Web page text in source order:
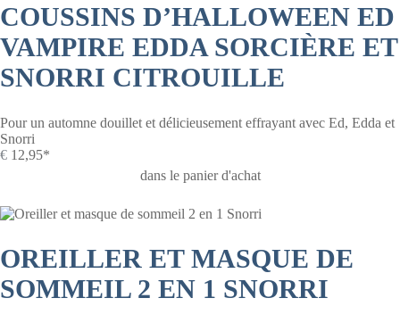
COUSSINS D’HALLOWEEN ED
VAMPIRE EDDA SORCIÈRE ET
SNORRI CITROUILLE
Pour un automne douillet et délicieusement effrayant avec Ed, Edda et
Snorri
€ 12,95*
dans le panier d'achat
OREILLER ET MASQUE DE
SOMMEIL 2 EN 1 SNORRI